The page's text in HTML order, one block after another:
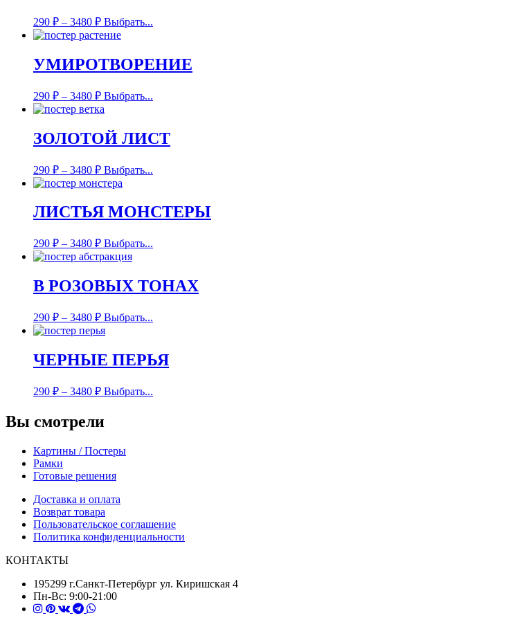
290 ₽ – 3480 ₽ Выбрать...
УМИРОТВОРЕНИЕ
290 ₽ – 3480 ₽ Выбрать...
ЗОЛОТОЙ ЛИСТ
290 ₽ – 3480 ₽ Выбрать...
ЛИСТЬЯ МОНСТЕРЫ
290 ₽ – 3480 ₽ Выбрать...
В РОЗОВЫХ ТОНАХ
290 ₽ – 3480 ₽ Выбрать...
ЧЕРНЫЕ ПЕРЬЯ
290 ₽ – 3480 ₽ Выбрать...
Вы смотрели
Картины / Постеры
Рамки
Готовые решения
Доставка и оплата
Возврат товара
Пользовательское соглашение
Политика конфиденциальности
КОНТАКТЫ
195299 г.Санкт-Петербург ул. Киришская 4
Пн-Вс: 9:00-21:00